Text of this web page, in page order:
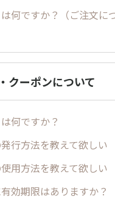
何ですか？（ご注文に
クーポンについて
何ですか？
行方法を教えて欲しい
用方法を教えて欲しい
効期限はありますか？